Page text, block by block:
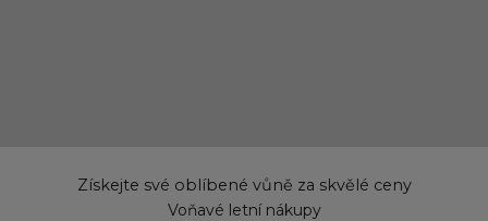
Získejte své oblíbené vůně za skvělé ceny
Voňavé letní nákupy